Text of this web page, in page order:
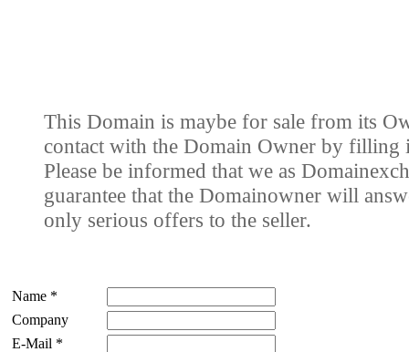
This Domain is maybe for sale from its
contact with the Domain Owner by filling
Please be informed that we as
guarantee that the Domainowner will
only serious offers to the seller.
Name *
Company
E-Mail *